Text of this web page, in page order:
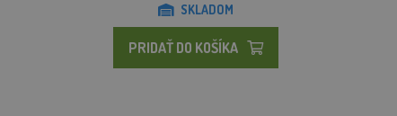
SKLADOM
PRIDAŤ DO KOŠÍKA